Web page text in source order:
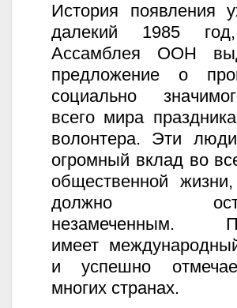
История появления
далекий 1985
Ассамблея ООН
предложение о
социально
всего мира
волонтера. Эти
огромный вклад во
общественной
должно
незамеченным.
имеет
и успешно
многих странах.